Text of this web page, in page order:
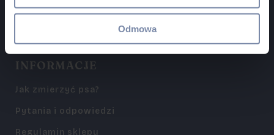
Odmowa
Bezpieczeństwo zakupów
INFORMACJE
Jak zmierzyć psa?
Pytania i odpowiedzi
Regulamin sklepu